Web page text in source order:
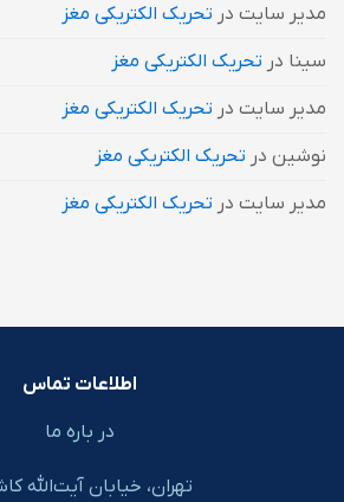
مدیر سایت در تحریک الکتریکی مغز
سینا در تحریک الکتریکی مغز
مدیر سایت در تحریک الکتریکی مغز
نوشین در تحریک الکتریکی مغز
مدیر سایت در تحریک الکتریکی مغز
اطلاعات تماس
در باره ما
تهران، خیابان آیت‌الله